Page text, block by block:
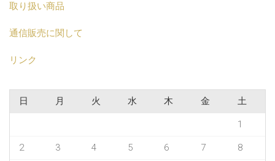
取り扱い商品
通信販売に関して
リンク
日 月 火 水 木 金 土
1
2 3 4 5 6 7 8